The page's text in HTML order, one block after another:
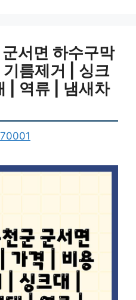
서면 하수구막
름제거 | 싱크
| 역류 | 냄새차